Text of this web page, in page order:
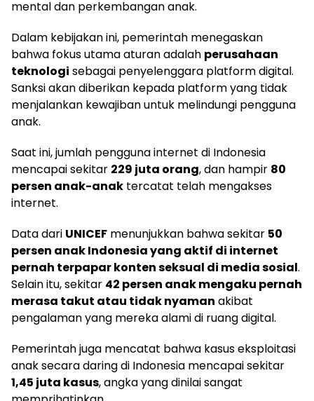
mental dan perkembangan anak.
Dalam kebijakan ini, pemerintah menegaskan
bahwa fokus utama aturan adalah perusahaan
teknologi sebagai penyelenggara platform digital.
Sanksi akan diberikan kepada platform yang tidak
menjalankan kewajiban untuk melindungi pengguna
anak.
Saat ini, jumlah pengguna internet di Indonesia
mencapai sekitar 229 juta orang, dan hampir 80
persen anak-anak tercatat telah mengakses
internet.
Data dari UNICEF menunjukkan bahwa sekitar 50
persen anak Indonesia yang aktif di internet
pernah terpapar konten seksual di media sosial.
Selain itu, sekitar 42 persen anak mengaku pernah
merasa takut atau tidak nyaman akibat
pengalaman yang mereka alami di ruang digital.
Pemerintah juga mencatat bahwa kasus eksploitasi
anak secara daring di Indonesia mencapai sekitar
1,45 juta kasus, angka yang dinilai sangat